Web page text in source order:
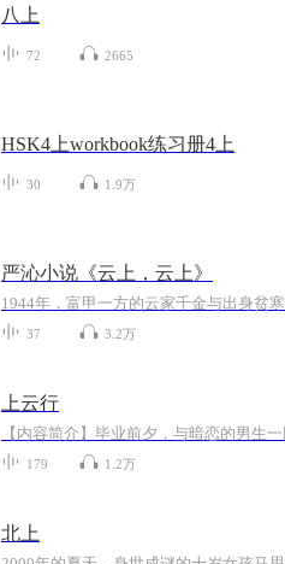
八上
72 2665
HSK4上workbook练习册4上
30 1.9万
严沁小说《云上，云上》
1944年，富甲一方的云家千金与出身贫
37 3.2万
上云行
179 1.2万
北上